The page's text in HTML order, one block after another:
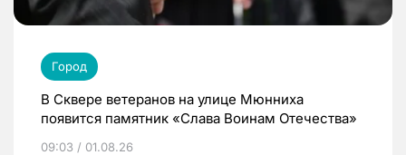
Город
В Сквере ветеранов на улице Мюнниха
появится памятник «Слава Воинам Отечества»
09:03 / 01.08.26